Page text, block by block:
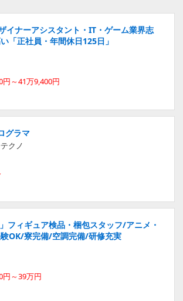
イナーアシスタント・IT・ゲーム業界志
「正社員・年間休日125日」
円～41万9,400円
グラマ
クノ
フィギュア検品・梱包スタッフ/アニメ・
OK/寮完備/空調完備/研修充実
円～39万円